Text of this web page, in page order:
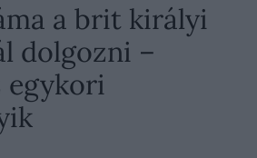
a brit királyi
dolgozni –
egykori